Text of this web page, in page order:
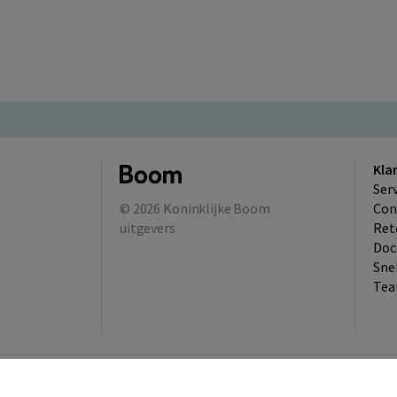
© 2026 Koninklijke Boom
uitgevers